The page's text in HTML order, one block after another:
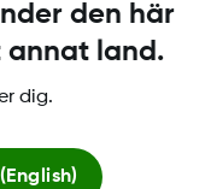
den här
annat land.
dig.